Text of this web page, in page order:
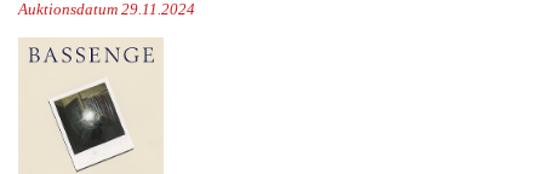
Auktionsdatum 29.11.2024